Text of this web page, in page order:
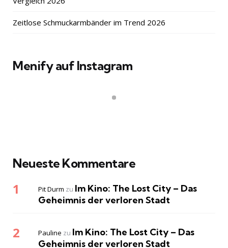
Zeitlose Schmuckarmbänder im Trend 2026
Menify auf Instagram
Neueste Kommentare
Pit Durm zu Im Kino: The Lost City – Das
Geheimnis der verloren Stadt
Pauline zu Im Kino: The Lost City – Das
Geheimnis der verloren Stadt